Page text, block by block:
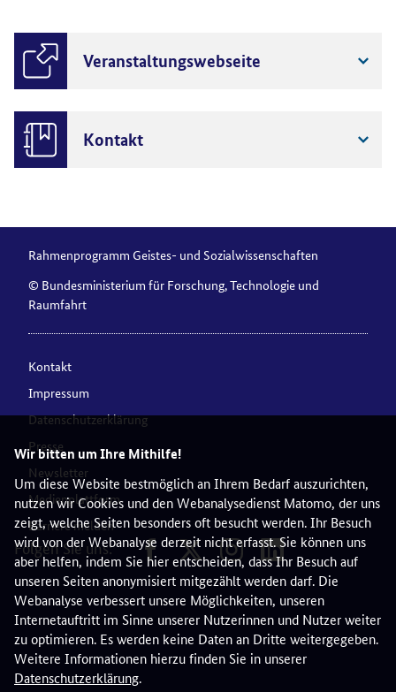
Wir bitten um Ihre Mithilfe!
Um diese Website bestmöglich an Ihrem Bedarf auszurichten,
nutzen wir Cookies und den Webanalysedienst Matomo, der uns
zeigt, welche Seiten besonders oft besucht werden. Ihr Besuch
wird von der Webanalyse derzeit nicht erfasst. Sie können uns
aber helfen, indem Sie hier entscheiden, dass Ihr Besuch auf
unseren Seiten anonymisiert mitgezählt werden darf. Die
Webanalyse verbessert unsere Möglichkeiten, unseren
Internetauftritt im Sinne unserer Nutzerinnen und Nutzer weiter
zu optimieren. Es werden keine Daten an Dritte weitergegeben.
Weitere Informationen hierzu finden Sie in unserer
Datenschutzerklärung.
Veranstaltungswebseite
Kontakt
Rahmenprogramm Geistes- und Sozialwissenschaften
© Bundesministerium für Forschung, Technologie und
Raumfahrt
Kontakt
Impressum
Datenschutzerklärung
Presse
Newsletter
Medienplattform
Barriere melden
Folgen Sie uns: